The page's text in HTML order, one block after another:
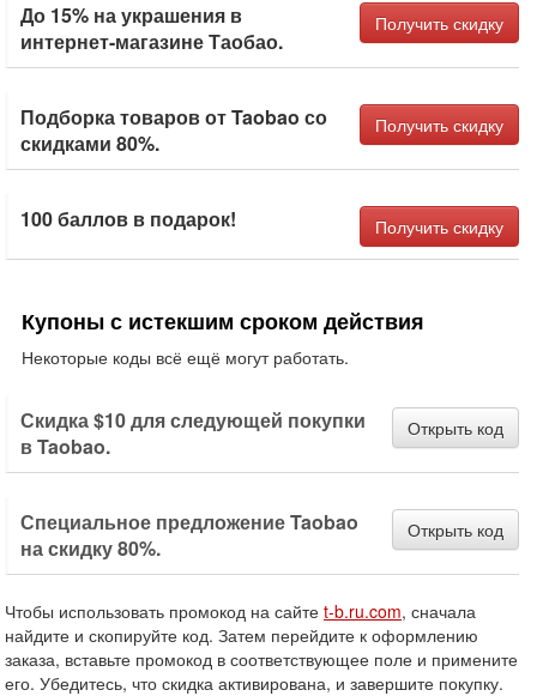
До 15% на украшения в
интернет-магазине Таобао.
Получить скидку
Подборка товаров от Taobao со
скидками 80%.
Получить скидку
100 баллов в подарок! Получить скидку
Купоны с истекшим сроком действия
Некоторые коды всё ещё могут работать.
Скидка $10 для следующей покупки
в Taobao.
Открыть код
Специальное предложение Taobao
на скидку 80%.
Открыть код
Чтобы использовать промокод на сайте t-b.ru.com, сначала
найдите и скопируйте код. Затем перейдите к оформлению
заказа, вставьте промокод в соответствующее поле и примените
его. Убедитесь, что скидка активирована, и завершите покупку.